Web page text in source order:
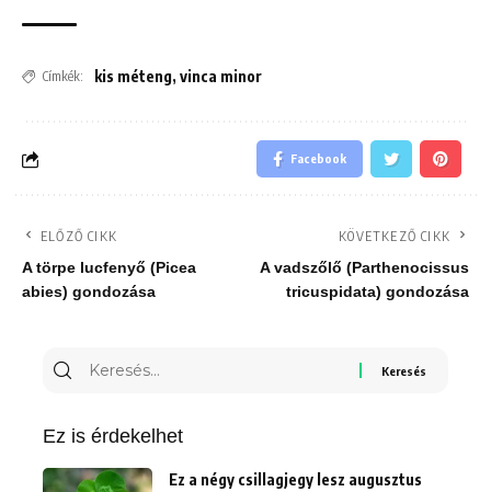
Címkék: kis méteng, vinca minor
Facebook
ELŐZŐ CIKK
A törpe lucfenyő (Picea
abies) gondozása
KÖVETKEZŐ CIKK
A vadszőlő (Parthenocissus
tricuspidata) gondozása
Keresés
Ez is érdekelhet
Ez a négy csillagjegy lesz augusztus